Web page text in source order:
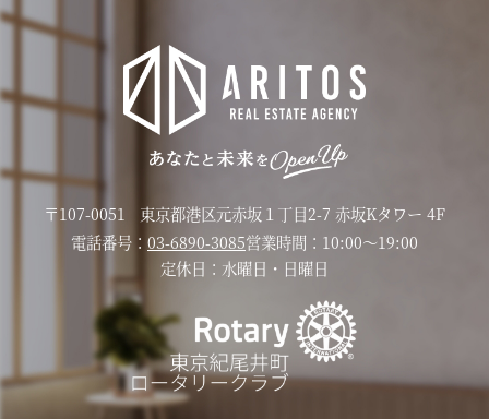
〒107-0051
東京都港区元赤坂１丁目2-7 赤坂Kタワー 4F
電話番号： 03-6890-3085営業時間： 10:00〜19:00
定休日： 水曜日・日曜日